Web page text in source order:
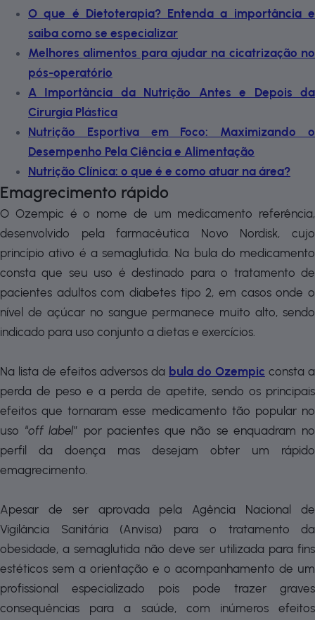
O que é Dietoterapia? Entenda a importância e
saiba como se especializar
Melhores alimentos para ajudar na cicatrização no
pós-operatório
A Importância da Nutrição Antes e Depois da
Cirurgia Plástica
Nutrição Esportiva em Foco: Maximizando o
Desempenho Pela Ciência e Alimentação
Nutrição Clínica: o que é e como atuar na área?
Emagrecimento rápido
O Ozempic é o nome de um medicamento referência,
desenvolvido pela farmacêutica Novo Nordisk, cujo
princípio ativo é a semaglutida. Na bula do medicamento
consta que seu uso é destinado para o tratamento de
pacientes adultos com diabetes tipo 2, em casos onde o
nível de açúcar no sangue permanece muito alto, sendo
indicado para uso conjunto a dietas e exercícios.
Na lista de efeitos adversos da bula do Ozempic consta a
perda de peso e a perda de apetite, sendo os principais
efeitos que tornaram esse medicamento tão popular no
uso “off label” por pacientes que não se enquadram no
perfil da doença mas desejam obter um rápido
emagrecimento.
Apesar de ser aprovada pela Agência Nacional de
Vigilância Sanitária (Anvisa) para o tratamento da
obesidade, a semaglutida não deve ser utilizada para fins
estéticos sem a orientação e o acompanhamento de um
profissional especializado pois pode trazer graves
consequências para a saúde, com inúmeros efeitos